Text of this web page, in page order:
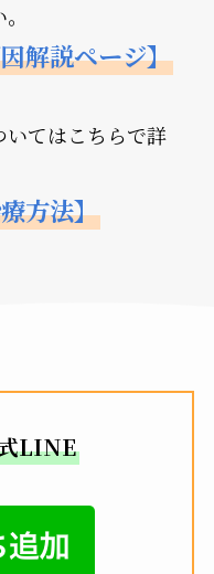
解説ページ】
てはこちらで詳
方法】
LINE